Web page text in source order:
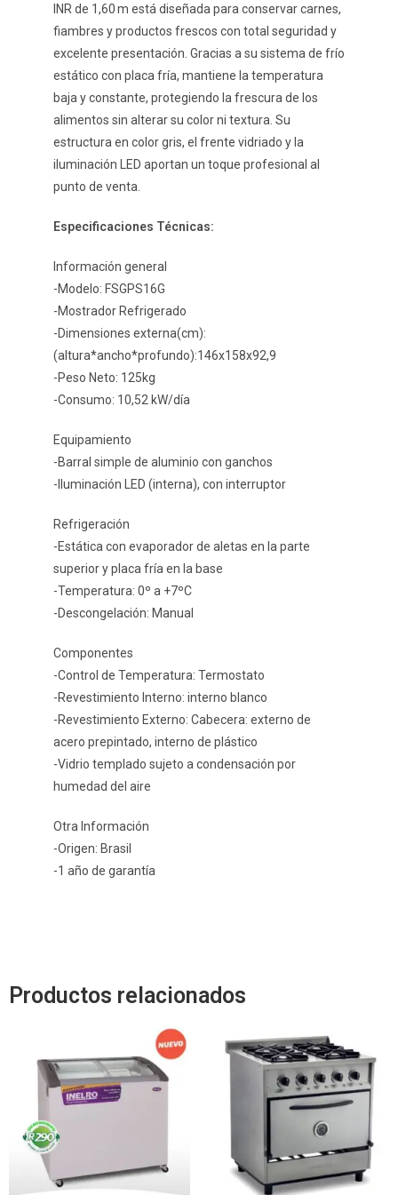
INR de 1,60 m está diseñada para conservar carnes,
fiambres y productos frescos con total seguridad y
excelente presentación. Gracias a su sistema de frío
estático con placa fría, mantiene la temperatura
baja y constante, protegiendo la frescura de los
alimentos sin alterar su color ni textura. Su
estructura en color gris, el frente vidriado y la
iluminación LED aportan un toque profesional al
punto de venta.
Especificaciones Técnicas:
Información general
-Modelo: FSGPS16G
-Mostrador Refrigerado
-Dimensiones externa(cm):
(altura*ancho*profundo):146x158x92,9
-Peso Neto: 125kg
-Consumo: 10,52 kW/día
Equipamiento
-Barral simple de aluminio con ganchos
-Iluminación LED (interna), con interruptor
Refrigeración
-Estática con evaporador de aletas en la parte
superior y placa fría en la base
-Temperatura: 0º a +7ºC
-Descongelación: Manual
Componentes
-Control de Temperatura: Termostato
-Revestimiento Interno: interno blanco
-Revestimiento Externo: Cabecera: externo de
acero prepintado, interno de plástico
-Vidrio templado sujeto a condensación por
humedad del aire
Otra Información
-Origen: Brasil
-1 año de garantía
Productos relacionados